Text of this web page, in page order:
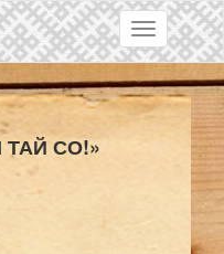
Toggle
navigation
СО!»